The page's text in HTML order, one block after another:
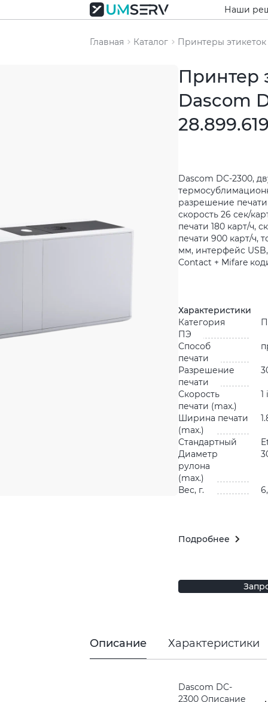
Наши
Главная Каталог Принтеры этикеток
Принтер
Dascom
Dascom DC-2300,
разрешение печати
скорость 26 сек/
печати 180 карт/ч,
печати 900 карт/ч,
мм, интерфейс
Contact + Mifare
Характеристики
Категория
ПЭ
Способ
печати
Разрешение
печати
Скорость
печати (max.)
1
Ширина печати
(max.)
Стандартный
Диаметр
рулона
(max.)
Вес, г.
Подробнее
Описание Характеристики
Dascom DC-
2300 Описание